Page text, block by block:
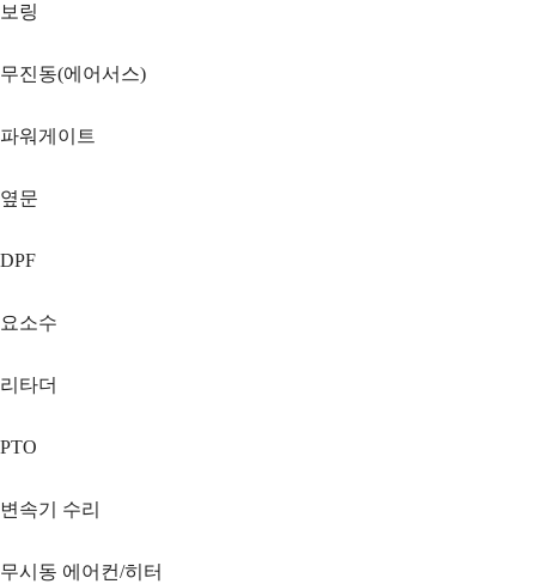
보링
무진동(에어서스)
파워게이트
옆문
DPF
요소수
리타더
PTO
변속기 수리
무시동 에어컨/히터